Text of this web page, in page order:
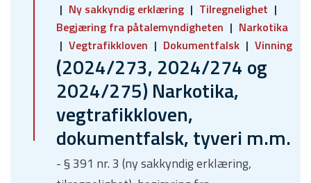
Ny sakkyndig erklæring
Tilregnelighet
Begjæring fra påtalemyndigheten
Narkotika
Vegtrafikkloven
Dokumentfalsk Vinning
(2024/273, 2024/274 og
2024/275) Narkotika,
vegtrafikkloven,
dokumentfalsk, tyveri m.m.
- § 391 nr. 3 (ny sakkyndig erklæring,